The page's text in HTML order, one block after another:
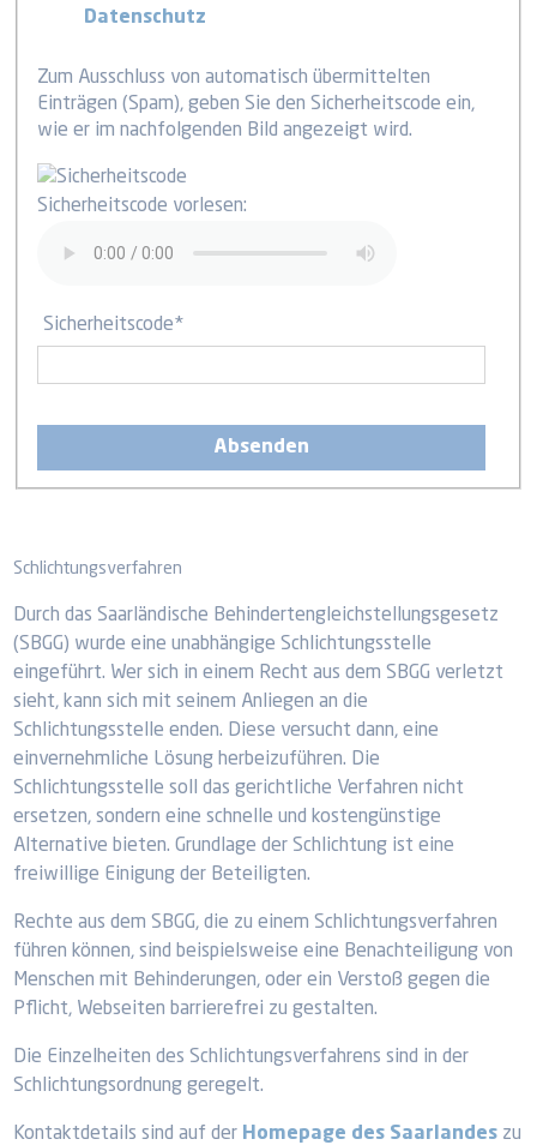
Datenschutz
Zum Ausschluss von automatisch übermittelten
Einträgen (Spam), geben Sie den Sicherheitscode ein,
wie er im nachfolgenden Bild angezeigt wird.
Sicherheitscode vorlesen:
Sicherheitscode*
Schlichtungsverfahren
Durch das Saarländische Behindertengleichstellungsgesetz
(SBGG) wurde eine unabhängige Schlichtungsstelle
eingeführt. Wer sich in einem Recht aus dem SBGG verletzt
sieht, kann sich mit seinem Anliegen an die
Schlichtungsstelle enden. Diese versucht dann, eine
einvernehmliche Lösung herbeizuführen. Die
Schlichtungsstelle soll das gerichtliche Verfahren nicht
ersetzen, sondern eine schnelle und kostengünstige
Alternative bieten. Grundlage der Schlichtung ist eine
freiwillige Einigung der Beteiligten.
Rechte aus dem SBGG, die zu einem Schlichtungsverfahren
führen können, sind beispielsweise eine Benachteiligung von
Menschen mit Behinderungen, oder ein Verstoß gegen die
Pflicht, Webseiten barrierefrei zu gestalten.
Die Einzelheiten des Schlichtungsverfahrens sind in der
Schlichtungsordnung geregelt.
Kontaktdetails sind auf der Homepage des Saarlandes zu